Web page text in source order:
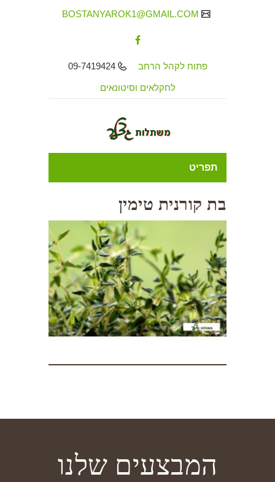
פתוח לקהל הרחב 09-7419424
לחקלאים וסיטונאים
תפריט
בת קורנית טימין
המבצעים שלנו